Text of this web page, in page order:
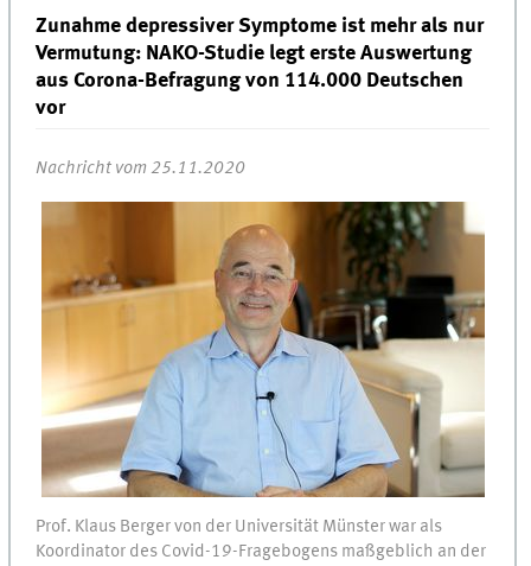
Zunahme depressiver Symptome ist mehr als nur
Vermutung: NAKO-Studie legt erste Auswertung
aus Corona-Befragung von 114.000 Deutschen
vor
Nachricht vom 25.11.2020
Prof. Klaus Berger von der Universität Münster war als
Koordinator des Covid-19-Fragebogens maßgeblich an der